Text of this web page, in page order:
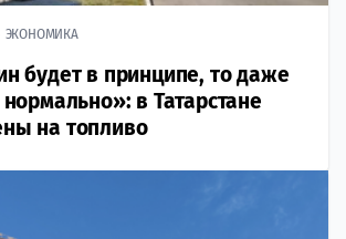
ЭКОНОМИКА
будет в принципе, то даже
в Татарстане
на топливо